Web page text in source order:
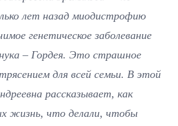
лет назад миодистрофию
генетическое заболевание
– Гордея. Это страшное
для всей семьи. В этой
рассказывает, как
жизнь, что делали, чтобы